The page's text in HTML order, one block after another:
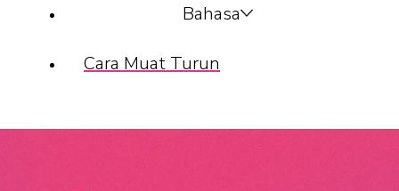
Bahasa
Cara Muat Turun